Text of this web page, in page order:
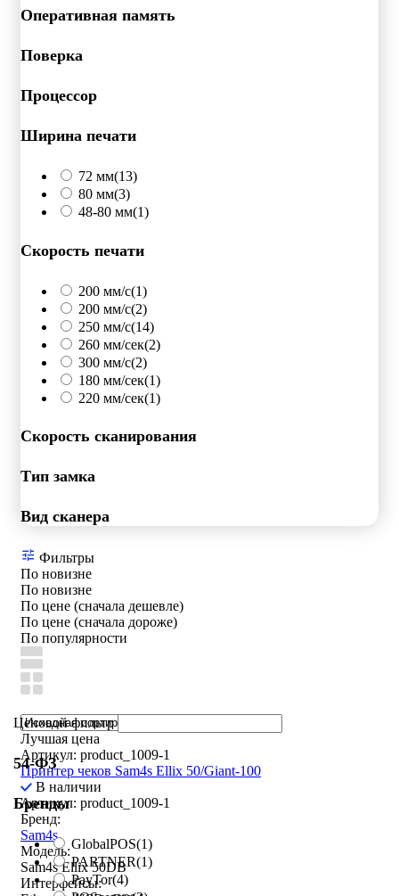
Оперативная память
Поверка
Процессор
Ширина печати
72 мм(13)
80 мм(3)
48-80 мм(1)
Скорость печати
200 мм/c(1)
200 мм/с(2)
250 мм/c(14)
260 мм/сек(2)
300 мм/с(2)
180 мм/сек(1)
220 мм/сек(1)
Скорость сканирования
Тип замка
Вид сканера
Фильтры
По новизне
По новизне
По цене (сначала дешевле)
По цене (сначала дороже)
По популярности
Ценовой фильтр
54-ФЗ
Бренды
GlobalPOS(1)
PARTNER(1)
PayTor(4)
Лучшая цена
Артикул: product_1009-1
Принтер чеков Sam4s Ellix 50/Giant-100
В наличии
Артикул: product_1009-1
Бренд:
Sam4s
Модель:
Sam4s Ellix 50DB
Интерфейсы: